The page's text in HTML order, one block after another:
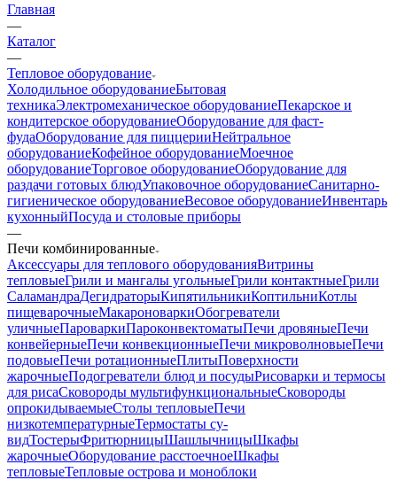
Главная
—
Каталог
—
Тепловое оборудование
Холодильное оборудованиеБытовая
техникаЭлектромеханическое оборудованиеПекарское и
кондитерское оборудованиеОборудование для фаст-
фудаОборудование для пиццерииНейтральное
оборудованиеКофейное оборудованиеМоечное
оборудованиеТорговое оборудованиеОборудование для
раздачи готовых блюдУпаковочное оборудованиеСанитарно-
гигиеническое оборудованиеВесовое оборудованиеИнвентарь
кухонныйПосуда и столовые приборы
—
Печи комбинированные
Аксессуары для теплового оборудованияВитрины
тепловыеГрили и мангалы угольныеГрили контактныеГрили
СаламандраДегидраторыКипятильникиКоптильниКотлы
пищеварочныеМакароноваркиОбогреватели
уличныеПароваркиПароконвектоматыПечи дровяныеПечи
конвейерныеПечи конвекционныеПечи микроволновыеПечи
подовыеПечи ротационныеПлитыПоверхности
жарочныеПодогреватели блюд и посудыРисоварки и термосы
для рисаСковороды мультифункциональныеСковороды
опрокидываемыеСтолы тепловыеПечи
низкотемпературныеТермостаты су-
видТостерыФритюрницыШашлычницыШкафы
жарочныеОборудование расстоечноеШкафы
тепловыеТепловые острова и моноблоки